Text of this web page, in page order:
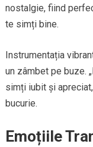
nostalgie, fiind
te simți bine.
Instrumentația
un zâmbet pe buze.
simți iubit și
bucurie.
Emoțiile